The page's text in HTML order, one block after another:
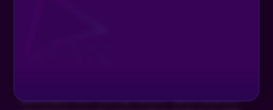
Glücksspiel kann süchtig machen. Spiele jederzeit